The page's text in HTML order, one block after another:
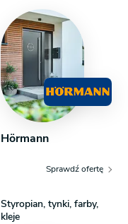
Hörmann
Sprawdź ofertę
Styropian, tynki, farby,
kleje